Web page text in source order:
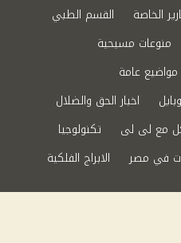
الخاصة
القسم الطبي
منوعات مسيحية
مواضيع عامة
اخبار الحق والضلال
مع لى لى
تكنولوجيا
في مصر
الابراج الفلكية